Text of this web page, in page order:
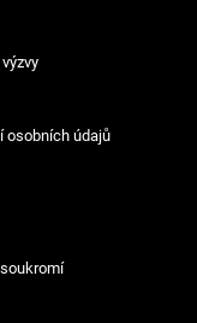
osobních údajů